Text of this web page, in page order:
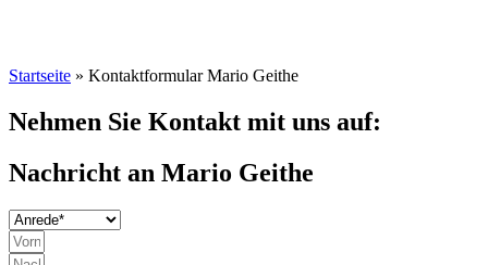
Startseite » Kontaktformular Mario Geithe
Nehmen Sie Kontakt mit uns auf:
Nachricht an Mario Geithe